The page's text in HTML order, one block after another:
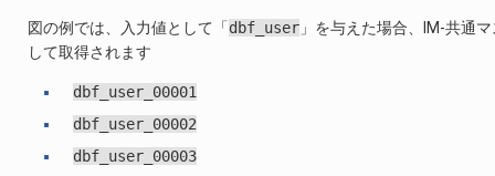
図の例では、入力値として「dbf_user 」を与えた場合、IM-共通
して取得されます
dbf_user_00001
dbf_user_00002
dbf_user_00003